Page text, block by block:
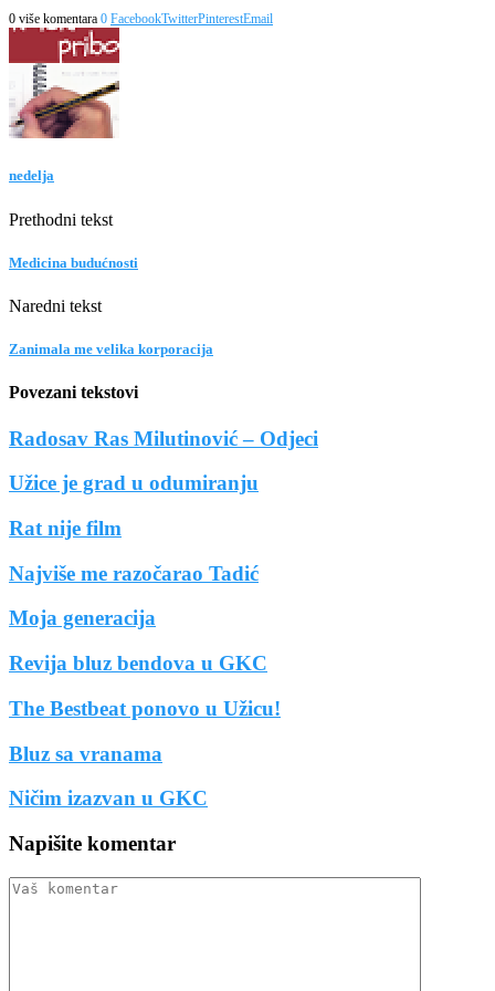
0 više komentara 0 FacebookTwitterPinterestEmail
nedelja
Prethodni tekst
Medicina budućnosti
Naredni tekst
Zanimala me velika korporacija
Povezani tekstovi
Radosav Ras Milutinović – Odjeci
Užice je grad u odumiranju
Rat nije film
Najviše me razočarao Tadić
Moja generacija
Revija bluz bendova u GKC
The Bestbeat ponovo u Užicu!
Bluz sa vranama
Ničim izazvan u GKC
Napišite komentar